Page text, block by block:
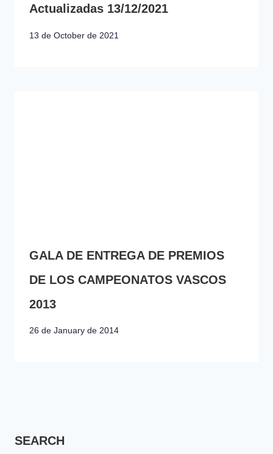
Actualizadas 13/12/2021
13 de October de 2021
GALA DE ENTREGA DE PREMIOS
DE LOS CAMPEONATOS VASCOS
2013
26 de January de 2014
SEARCH